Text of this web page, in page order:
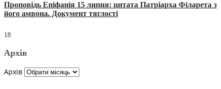
Проповідь Епіфанія 15 липня: цитата Патріарха Філарета з
його амвона. Документ тяглості
18
Архів
Архів